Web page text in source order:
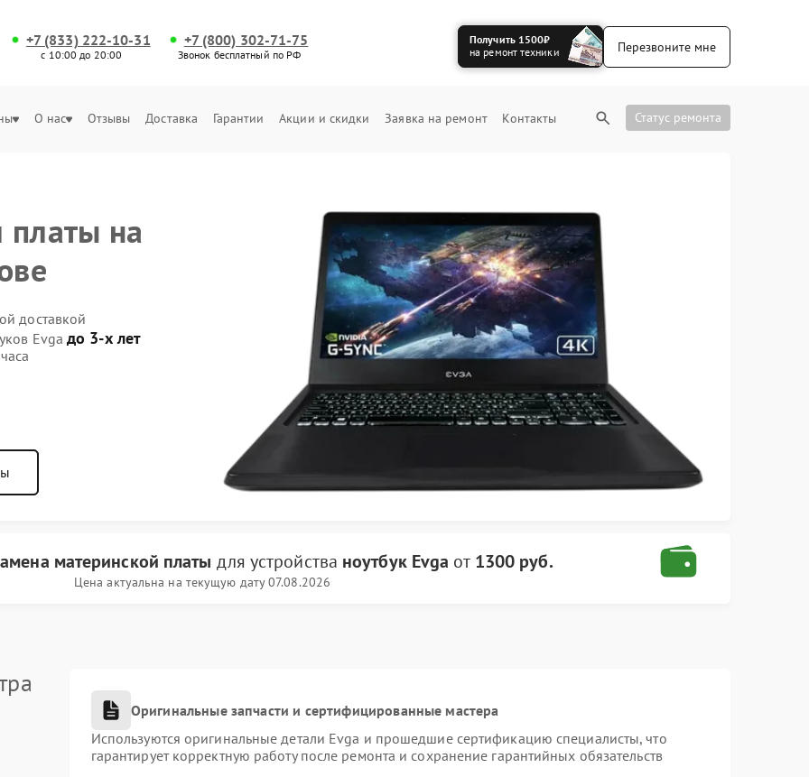
+7 (833) 222-10-31
с 10:00 до 20:00
+7 (800) 302-71-75
Звонок бесплатный по РФ
Получить 1500₽
на ремонт техники
Перезвоните мне
О нас Отзывы Доставка Гарантии Акции и скидки Заявка на ремонт Контакты Статус ремонта
платы на
доставкой
Evga до 3-х лет
материнской платы для устройства ноутбук Evga от 1300 руб.
Цена актуальна на текущую дату 07.08.2026
Оригинальные запчасти и сертифицированные мастера
Используются оригинальные детали Evga и прошедшие сертификацию специалисты, что
гарантирует корректную работу после ремонта и сохранение гарантийных обязательств